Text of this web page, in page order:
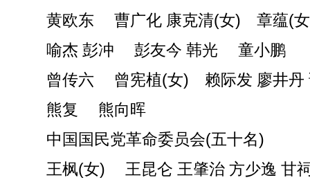
黄欧东 曹广化 康克清(女) 章蕴(女
喻杰 彭冲 彭友今 韩光 童小鹏
曾传六 曾宪植(女) 赖际发 廖井丹
熊复 熊向晖
中国国民党革命委员会(五十名)
王枫(女) 王昆仑 王肇治 方少逸 甘